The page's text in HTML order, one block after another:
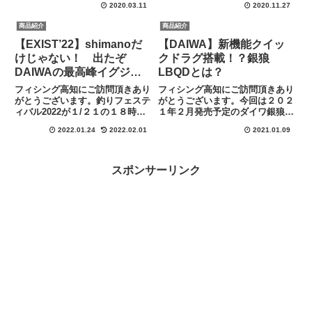
います。シマノ BB-X ハイパー
フォース C3000DXXG S
RIGHT posted with ...
2020.03.11
ストで作成できる良質な撒き餌は
ないかと模索していた中、ある発
見をしてから今回の最安・最強撒
き餌の完成にいたりましたの
で、...
2020.11.27
商品紹介
【EXIST’22】shimanoだ
けじゃない！ 出たぞ
DAIWAの最高峰イグジス
ト！
フィシング高知にご訪問頂きあり
がとうございます。釣りフェステ
ィバル2022が１/２１の１８時か
禍ということもありオンラインで
した！その中でも今回は、ダ...
2022.01.24 2022.02.01
商品紹介
【DAIWA】新機能クイッ
クドラグ搭載！？銀狼
LBQDとは？
フィシング高知にご訪問頂きあり
がとうございます。今回は２０２
１年２月発売予定のダイワ銀狼
てきだしましたのでご紹介してい
方も多いはず！ 私もその一...
2021.01.09
スポンサーリンク